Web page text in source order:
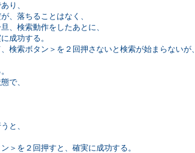
り、
落ちることはなく、
検索動作をしたあとに、
功する。
タン＞を２回押さないと検索が始まらないが、
で、
と、
２回押すと、確実に成功する。